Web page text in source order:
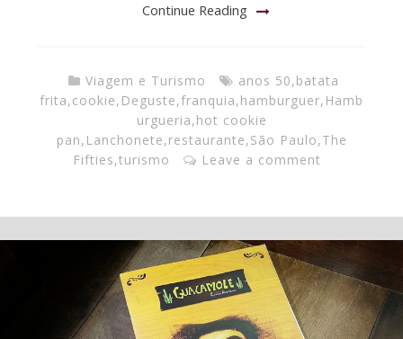
Continue Reading
Viagem e Turismo anos 50,batata
frita,cookie, Deguste,franquia,hamburguer, Hamb
urgueria,hot cookie
pan, Lanchonete,restaurante,São Paulo,The
Fifties,turismo Leave a comment